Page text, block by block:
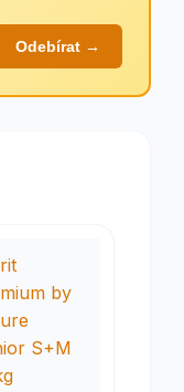
Odebírat →